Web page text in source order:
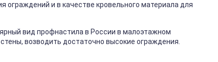
и в качестве кровельного материала для
вид профнастила в России в малоэтажном
возводить достаточно высокие ограждения.